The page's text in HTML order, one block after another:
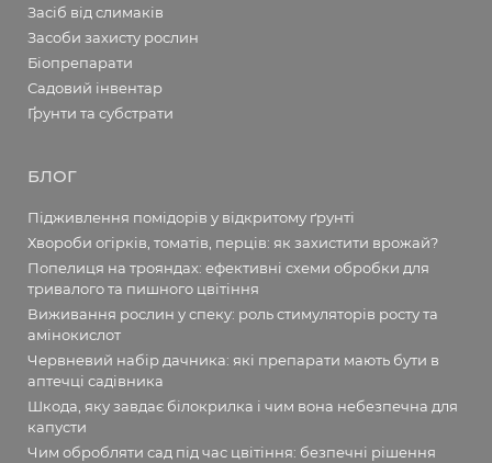
Засіб від слимаків
Засоби захисту рослин
Біопрепарати
Садовий інвентар
Ґрунти та субстрати
БЛОГ
Підживлення помідорів у відкритому ґрунті
Хвороби огірків, томатів, перців: як захистити врожай?
Попелиця на трояндах: ефективні схеми обробки для
тривалого та пишного цвітіння
Виживання рослин у спеку: роль стимуляторів росту та
амінокислот
Червневий набір дачника: які препарати мають бути в
аптечці садівника
Шкода, яку завдає білокрилка і чим вона небезпечна для
капусти
Чим обробляти сад під час цвітіння: безпечні рішення